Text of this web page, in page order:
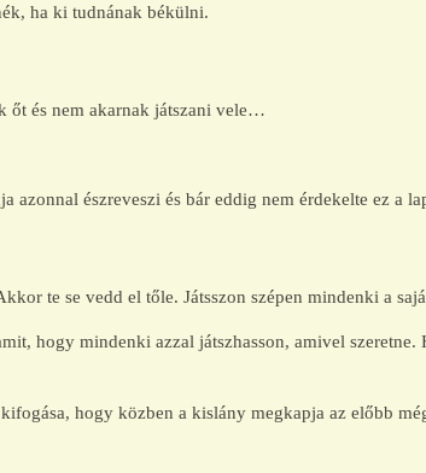
ha ki tudnának békülni.
őt és nem akarnak játszani vele…
észreveszi és bár eddig nem érdekelte ez a
te se vedd el tőle. Játsszon szépen mindenki a
hogy mindenki azzal játszhasson, amivel
hogy közben a kislány megkapja az előbb